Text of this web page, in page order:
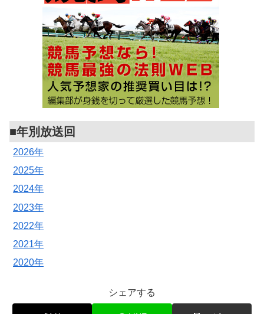
■年別放送回
2026年
2025年
2024年
2023年
2022年
2021年
2020年
シェアする